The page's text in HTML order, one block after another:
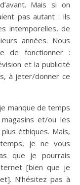
Mais si on
pas autant : ils
intemporelles, de
années. Nous
de fonctionner :
et la publicité
à jeter/donner ce
manque de temps
et/ou les
éthiques. Mais,
je ne vous
que je pourrais
[bien que je
N’hésitez pas à